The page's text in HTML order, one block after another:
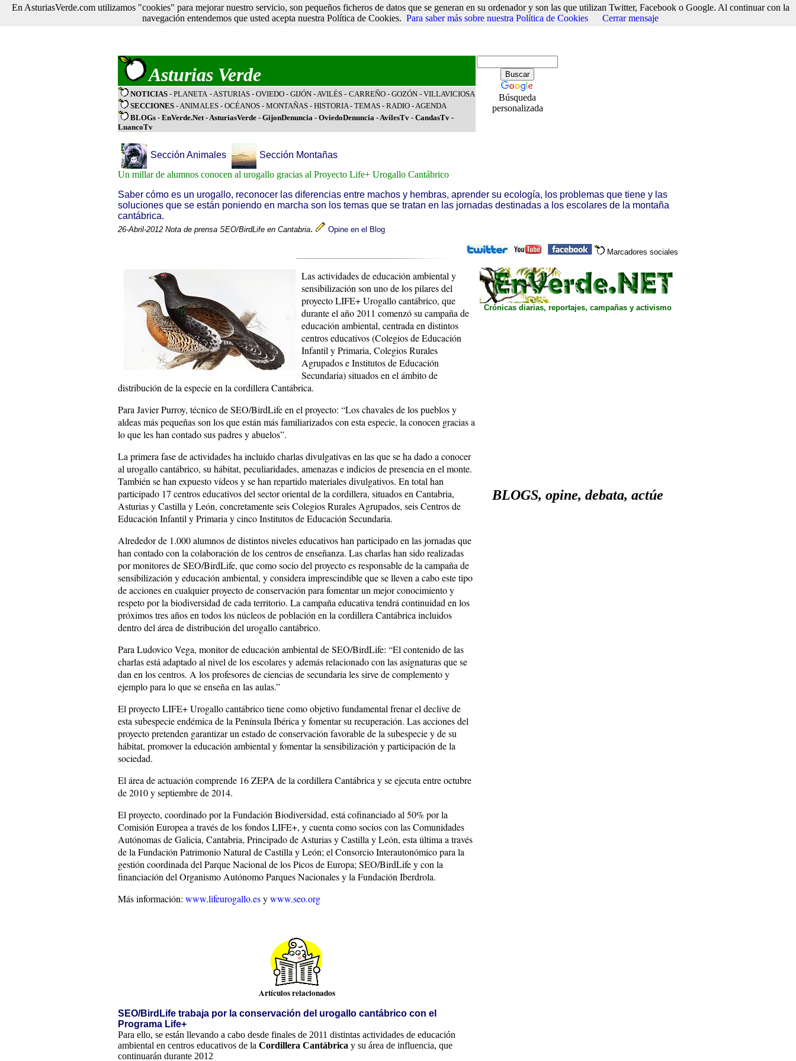
Asturias Verde
Búsqueda
personalizada
NOTICIAS - PLANETA - ASTURIAS - OVIEDO - GIJÓN - AVILÉS - CARREÑO - GOZÓN - VILLAVICIOSA
SECCIONES -ANIMALES - OCÉANOS - MONTAÑAS - HISTORIA- TEMAS - RADIO -AGENDA
BLOGs - EnVerde.Net-AsturiasVerde - GijonDenuncia - OviedoDenuncia -AvilesTv - CandasTv -
LuancoTv
Sección Animales
Sección Montañas
Un millar de alumnos conocen al urogallo gracias al Proyecto Life+ Urogallo Cantábrico
Saber cómo es un urogallo, reconocer las diferencias entre machos y hembras, aprender su ecología, los problemas que tiene y las
soluciones que se están poniendo en marcha son los temas que se tratan en las jornadas destinadas a los escolares de la montaña
cantábrica.
26-Abril-2012 Nota de prensa SEO/BirdLife en Cantabria. Opine en el Blog
Marcadores sociales
Crónicas diarias, reportajes, campañas y activismo
BLOGS, opine, debata, actúe
Las actividades de educación ambiental y
sensibilización son uno de los pilares del
proyecto LIFE+ Urogallo cantábrico, que
durante el año 2011 comenzó su campaña de
educación ambiental, centrada en distintos
centros educativos (Colegios de Educación
Infantil y Primaria, Colegios Rurales
Agrupados e Institutos de Educación
Secundaria) situados en el ámbito de
distribución de la especie en la cordillera Cantábrica.
Para Javier Purroy, técnico de SEO/BirdLife en el proyecto: “Los chavales de los pueblos y
aldeas más pequeñas son los que están más familiarizados con esta especie, la conocen gracias a
lo que les han contado sus padres y abuelos”.
La primera fase de actividades ha incluido charlas divulgativas en las que se ha dado a conocer
al urogallo cantábrico, su hábitat, peculiaridades, amenazas e indicios de presencia en el monte.
También se han expuesto vídeos y se han repartido materiales divulgativos. En total han
participado 17 centros educativos del sector oriental de la cordillera, situados en Cantabria,
Asturias y Castilla y León, concretamente seis Colegios Rurales Agrupados, seis Centros de
Educación Infantil y Primaria y cinco Institutos de Educación Secundaria.
Alrededor de 1.000 alumnos de distintos niveles educativos han participado en las jornadas que
han contado con la colaboración de los centros de enseñanza. Las charlas han sido realizadas
por monitores de SEO/BirdLife, que como socio del proyecto es responsable de la campaña de
sensibilización y educación ambiental, y considera imprescindible que se lleven a cabo este tipo
de acciones en cualquier proyecto de conservación para fomentar un mejor conocimiento y
respeto por la biodiversidad de cada territorio. La campaña educativa tendrá continuidad en los
próximos tres años en todos los núcleos de población en la cordillera Cantábrica incluidos
dentro del área de distribución del urogallo cantábrico.
Para Ludovico Vega, monitor de educación ambiental de SEO/BirdLife: “El contenido de las
charlas está adaptado al nivel de los escolares y además relacionado con las asignaturas que se
dan en los centros. A los profesores de ciencias de secundaria les sirve de complemento y
ejemplo para lo que se enseña en las aulas.”
El proyecto LIFE+ Urogallo cantábrico tiene como objetivo fundamental frenar el declive de
esta subespecie endémica de la Península Ibérica y fomentar su recuperación. Las acciones del
proyecto pretenden garantizar un estado de conservación favorable de la subespecie y de su
hábitat, promover la educación ambiental y fomentar la sensibilización y participación de la
sociedad.
El área de actuación comprende 16 ZEPA de la cordillera Cantábrica y se ejecuta entre octubre
de 2010 y septiembre de 2014.
El proyecto, coordinado por la Fundación Biodiversidad, está cofinanciado al 50% por la
Comisión Europea a través de los fondos LIFE+, y cuenta como socios con las Comunidades
Autónomas de Galicia, Cantabria, Principado de Asturias y Castilla y León, esta última a través
de la Fundación Patrimonio Natural de Castilla y León; el Consorcio Interautonómico para la
gestión coordinada del Parque Nacional de los Picos de Europa; SEO/BirdLife y con la
financiación del Organismo Autónomo Parques Nacionales y la Fundación Iberdrola.
Más información: www.lifeurogallo.esywww.seo.org
Artículos relacionados
SEO/BirdLife trabaja por la conservación del urogallo cantábrico con el
Programa Life+
Para ello, se están llevando a cabo desde finales de 2011 distintas actividades de educación
ambiental en centros educativos de la Cordillera Cantábrica y su área de influencia, que
continuarán durante 2012
En AsturiasVerde.com utilizamos "cookies" para mejorar nuestro servicio, son pequeños ficheros de datos que se generan en su ordenador y son las que utilizan Twitter, Facebook o Google. Al continuar con la
navegación entendemos que usted acepta nuestra Política de Cookies. Para saber más sobre nuestra Política de Cookies Cerrar mensaje